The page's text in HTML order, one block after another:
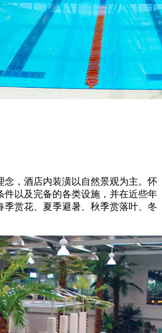
念，酒店内装潢以自然景观为主。怀
件以及完备的各类设施，并在近些年
季赏花、夏季避暑、秋季赏落叶、冬